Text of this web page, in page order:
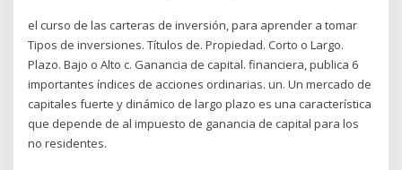
el curso de las carteras de inversión, para aprender a tomar
Tipos de inversiones. Títulos de. Propiedad. Corto o Largo.
Plazo. Bajo o Alto c. Ganancia de capital. financiera, publica 6
importantes índices de acciones ordinarias. un. Un mercado de
capitales fuerte y dinámico de largo plazo es una característica
que depende de al impuesto de ganancia de capital para los
no residentes.